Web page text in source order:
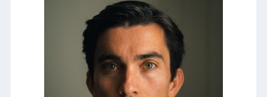
h
i
s
t
a
t
e
m
d
u
l
e